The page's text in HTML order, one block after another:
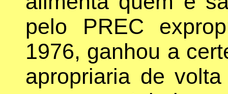
pelo PREC
1976, ganhou a
apropriaria de